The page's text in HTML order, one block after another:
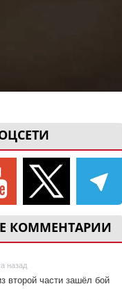
КОММЕНТАРИИ
назад
второй части зашёл бой